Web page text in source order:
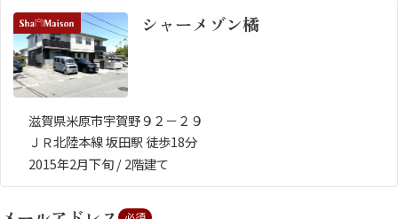
九州
市区郡・路線・駅から探す
通勤・通学時間から探す
人気のカテゴリから探す
シャーメゾン橘
滋賀県米原市宇賀野９２－２９
ＪＲ北陸本線 坂田駅 徒歩18分
2015年2月下旬 / 2階建て